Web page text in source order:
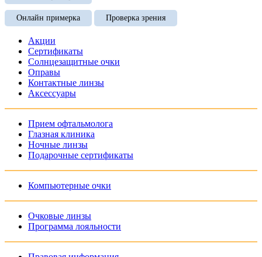
Онлайн примерка Проверка зрения
Акции
Сертификаты
Солнцезащитные очки
Оправы
Контактные линзы
Аксессуары
Прием офтальмолога
Глазная клиника
Ночные линзы
Подарочные сертификаты
Компьютерные очки
Очковые линзы
Программа лояльности